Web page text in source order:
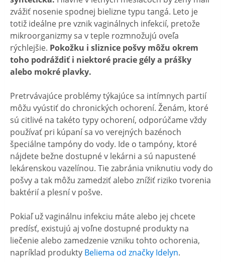
zvážiť nosenie spodnej bielizne typu tangá. Leto je
totiž ideálne pre vznik vaginálnych infekcií, pretože
mikroorganizmy sa v teple rozmnožujú oveľa
rýchlejšie. Pokožku i sliznice pošvy môžu okrem
toho podráždiť i niektoré pracie gély a prášky
alebo mokré plavky.
Pretrvávajúce problémy týkajúce sa intímnych partií
môžu vyústiť do chronických ochorení. Ženám, ktoré
sú citlivé na takéto typy ochorení, odporúčame vždy
používať pri kúpaní sa vo verejných bazénoch
špeciálne tampóny do vody. Ide o tampóny, ktoré
nájdete bežne dostupné v lekárni a sú napustené
lekárenskou vazelínou. Tie zabránia vniknutiu vody do
pošvy a tak môžu zamedziť alebo znížiť riziko tvorenia
baktérií a plesní v pošve.
Pokiaľ už vaginálnu infekciu máte alebo jej chcete
predísť, existujú aj voľne dostupné produkty na
liečenie alebo zamedzenie vzniku tohto ochorenia,
napríklad produkty Beliema od značky Idelyn.